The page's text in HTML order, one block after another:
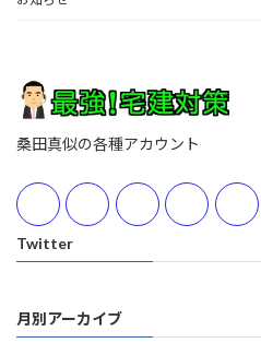
桑田真似の各種アカウント
Twitter
月別アーカイブ